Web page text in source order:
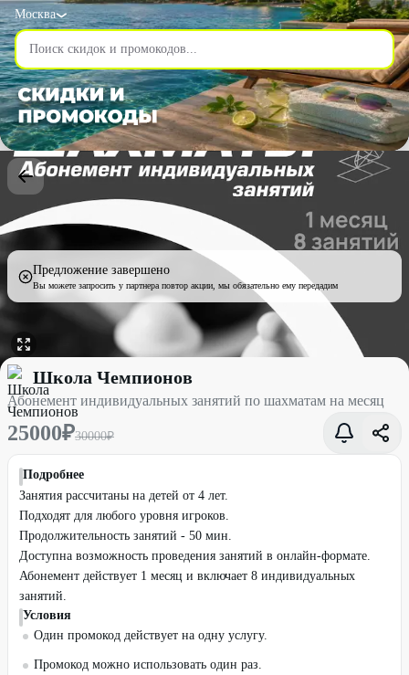
Москва
Предложение завершено
Вы можете запросить у партнера повтор акции, мы обязательно ему передадим
Абонемент индивидуальных занятий по шахматам на месяц
Школа Чемпионов
Абонемент индивидуальных занятий по шахматам на месяц
25000₽30000₽
Подробнее
Занятия рассчитаны на детей от 4 лет.
Подходят для любого уровня игроков.
Продолжительность занятий - 50 мин.
Доступна возможность проведения занятий в онлайн-формате.
Абонемент действует 1 месяц и включает 8 индивидуальных
занятий.
Условия
Один промокод действует на одну услугу.
Промокод можно использовать один раз.